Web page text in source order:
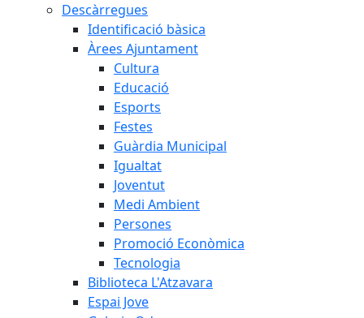
Descàrregues
Identificació bàsica
Àrees Ajuntament
Cultura
Educació
Esports
Festes
Guàrdia Municipal
Igualtat
Joventut
Medi Ambient
Persones
Promoció Econòmica
Tecnologia
Biblioteca L'Atzavara
Espai Jove